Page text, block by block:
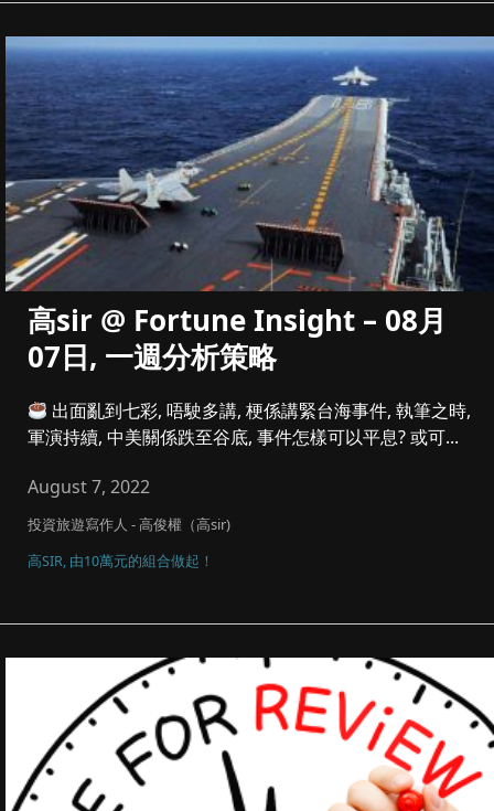
高sir @ Fortune Insight – 08月
07日, 一週分析策略
出面亂到七彩, 唔駛多講, 梗係講緊台海事件, 執筆之時,
軍演持續, 中美關係跌至谷底, 事件怎樣可以平息? 或可...
August 7, 2022
投資旅遊寫作人 - 高俊權（高sir)
高SIR, 由10萬元的組合做起！